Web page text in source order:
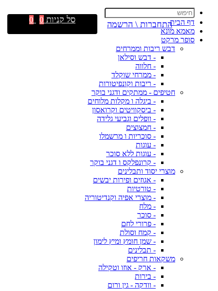
דף הבית
מאמא מונא
סופר מרקט
דבש ריבות וממרחים
- דבש וסילאן
- חלווה
- ממרחי שוקלד
- ריבות וקונפיטורות
חטיפים - ממתקים ודגני בוקר
- ביגלה ו מקלות מלוחים
- ביסקוויטים וקרואסון
- וופלים וגביעי גלידה
- חמצוצים
- סוכריות ו מרשמלו
- עוגות
- עוגות ללא סוכר
- קרונפלקס ו דגני בוקר
מוצרי יסוד ותבלינים
- אגוזים ופירות יבשים
- טורטיות
- מוצרי אפיה וקנדיטוריה
- מלח
- סוכר
- פרורי לחם
- קמח וסולת
- שמן חומץ ומיץ לימון
- תבלינים
משקאות חריפים
- ארק - אוזו וטקילה
- בירות
- וודקה - גין ורום
התחברות \ הרשמה סל קניות 0
0